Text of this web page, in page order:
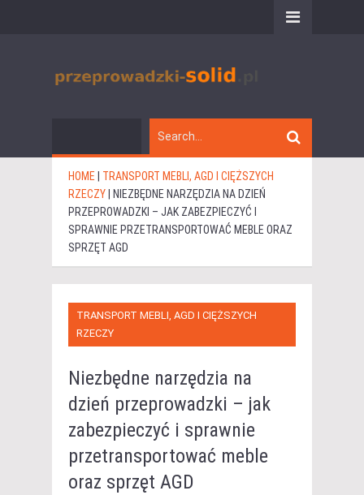
HOME
TRANSPORT MEBLI, AGD I CIĘŻSZYCH
RZECZY
NIEZBĘDNE NARZĘDZIA NA DZIEŃ
PRZEPROWADZKI – JAK ZABEZPIECZYĆ I
SPRAWNIE PRZETRANSPORTOWAĆ MEBLE ORAZ
SPRZĘT AGD
TRANSPORT MEBLI, AGD I CIĘŻSZYCH
RZECZY
Niezbędne narzędzia na
dzień przeprowadzki – jak
zabezpieczyć i sprawnie
przetransportować meble
oraz sprzęt AGD